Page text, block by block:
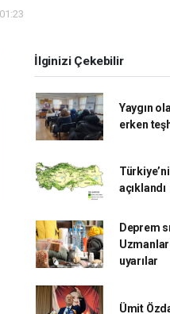
İlginizi Çekebilir
Yaygın
erken
açıklandı
Deprem
uyarılar
Ümit